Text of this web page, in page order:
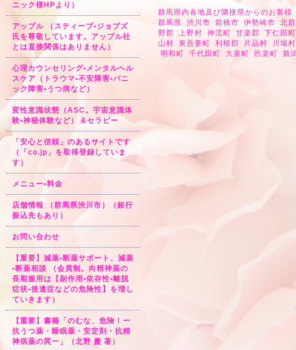
群馬県内各地及び隣接県からのお客様
群馬県 渋川市 前橋市 伊勢崎市 北
野郡 上野村 神流町 甘楽郡 下仁田
山村 東吾妻町 利根郡 片品村 川場
明和町 千代田町 大泉町 邑楽町 新
ニック様HPより）
アップル （スティーブ•ジョブズ
氏を尊敬しています。アップル社
とは直接関係はありません）
心理カウンセリング•メンタルヘル
スケア（トラウマ•不安障害•パニ
ック障害•うつ病など）
変性意識状態（ASC。宇宙意識体
験•神秘体験など） &セラピー
「安心と信頼」のあるサイトです
（「co.jp」を取得登録していま
す）
メニュー•料金
店舗情報 （群馬県渋川市）（銀行
振込先もあり）
お問い合わせ
【重要】減薬•断薬サポート、減薬
•断薬相談 （会員制。向精神薬の
長期服用は【副作用•依存性•離脱
症状•後遺症などの危険性】を増し
ていきます）
【重要】書籍「のむな、危険！ー
抗うつ薬・睡眠薬・安定剤・抗精
神病薬の罠ー」（北野 慶 著）